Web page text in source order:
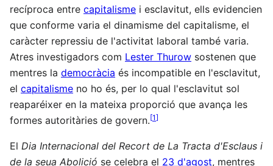
recíproca entre capitalisme i esclavitut, ells evidencien
que conforme varia el dinamisme del capitalisme, el
caràcter repressiu de l'activitat laboral també varia.
Atres investigadors com Lester Thurow sostenen que
mentres la democràcia és incompatible en l'esclavitut,
el capitalisme no ho és, per lo qual l'esclavitut sol
reaparéixer en la mateixa proporció que avança les
formes autoritàries de govern.[1]
El Dia Internacional del Recort de La Tracta d'Esclaus i
de la seua Abolició se celebra el 23 d'agost, mentres